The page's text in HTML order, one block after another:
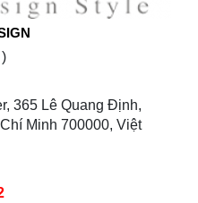
365 Lê Quang Định,
Minh 700000, Việt